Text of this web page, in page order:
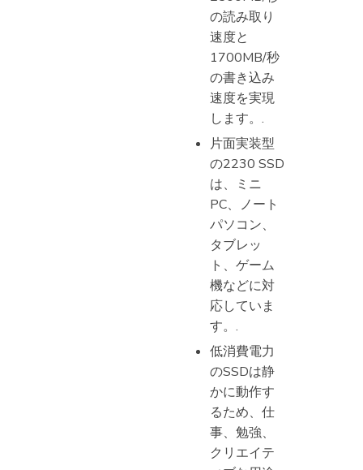
の読み取り
速度と
1700MB/秒
の書き込み
速度を実現
します。.
片面実装型
の2230 SSD
は、ミニ
PC、ノート
パソコン、
タブレッ
ト、ゲーム
機などに対
応していま
す。.
低消費電力
のSSDは静
かに動作す
るため、仕
事、勉強、
クリエイテ